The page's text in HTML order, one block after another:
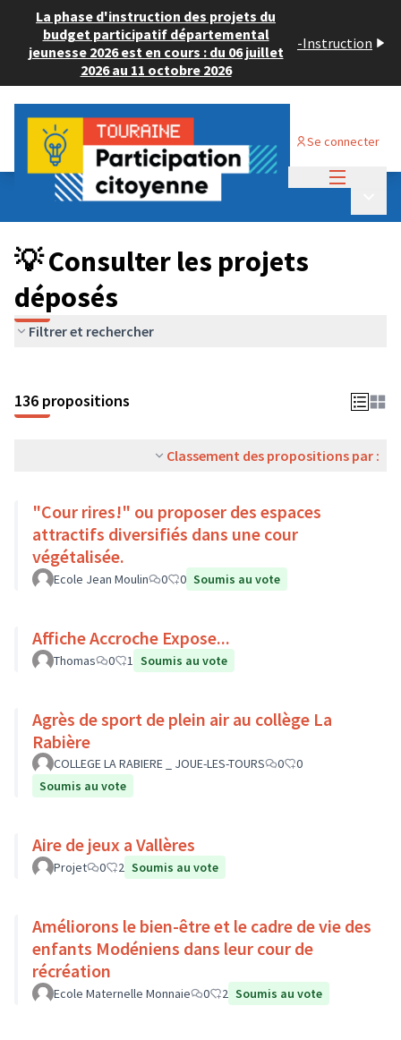
La phase d'instruction des projets du
budget participatif départemental
jeunesse 2026 est en cours : du 06 juillet
2026 au 11 octobre 2026
-Instruction
Se connecter
Budget Participatif JEUNESSE 2024
💡 Consulter les projets déposés
💡 Consulter les projets
déposés
Filtrer et rechercher
136 propositions
Classement des propositions par :
"Cour rires!" ou proposer des espaces
attractifs diversifiés dans une cour
végétalisée.
Ecole Jean Moulin 0 0 Soumis au vote
Affiche Accroche Expose...
Thomas 0 1 Soumis au vote
Agrès de sport de plein air au collège La
Rabière
COLLEGE LA RABIERE _ JOUE-LES-TOURS 0
0
Soumis au vote
Aire de jeux a Vallères
Projet 0 2 Soumis au vote
Améliorons le bien-être et le cadre de vie des
enfants Modéniens dans leur cour de
récréation
Ecole Maternelle Monnaie 0 2 Soumis au vote